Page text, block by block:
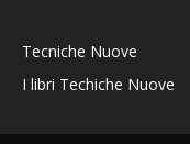
Tecniche Nuove
I libri Techiche Nuove